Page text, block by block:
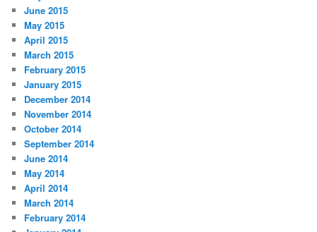
June 2015
May 2015
April 2015
March 2015
February 2015
January 2015
December 2014
November 2014
October 2014
September 2014
June 2014
May 2014
April 2014
March 2014
February 2014